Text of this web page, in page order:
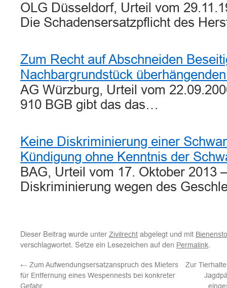
OLG Düsseldorf, Urteil vom
Die Schadensersatzpflicht des
Zum Recht auf Abschneiden
Nachbargrundstück
AG Würzburg, Urteil vom
910 BGB gibt das das…
Keine Diskriminierung einer
Kündigung ohne Kenntnis der
BAG, Urteil vom 17. Oktober 2013
Diskriminierung wegen des
Dieser Beitrag wurde unter Zivilrecht abgelegt und mit
verschlagwortet. Setze ein Lesezeichen auf den Permalink.
← Zum Aufwendungsersatzanspruch des Mieters
für Entfernung eines Wespennests bei konkreter
Gefahr
Zur